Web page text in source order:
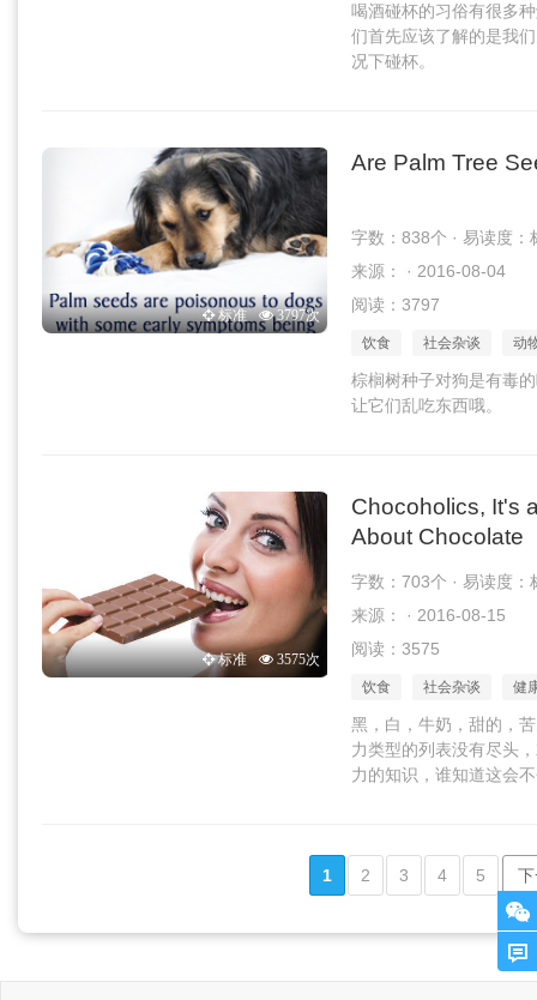
喝酒碰杯的习俗有很多
们首先应该了解的是我
况下碰杯。
标准 3797次
Are Palm Tree
字数：838个 · 易读度：
来源： · 2016-08-04
阅读：3797
饮食 社会杂谈 动
棕榈树种子对狗是有毒
让它们乱吃东西哦。
标准 3575次
Chocoholics, It's
About Chocolate
字数：703个 · 易读度：
来源： · 2016-08-15
阅读：3575
饮食 社会杂谈 健
黑，白，牛奶，甜的，
力类型的列表没有尽头
力的知识，谁知道这会
1 2 3 4 5